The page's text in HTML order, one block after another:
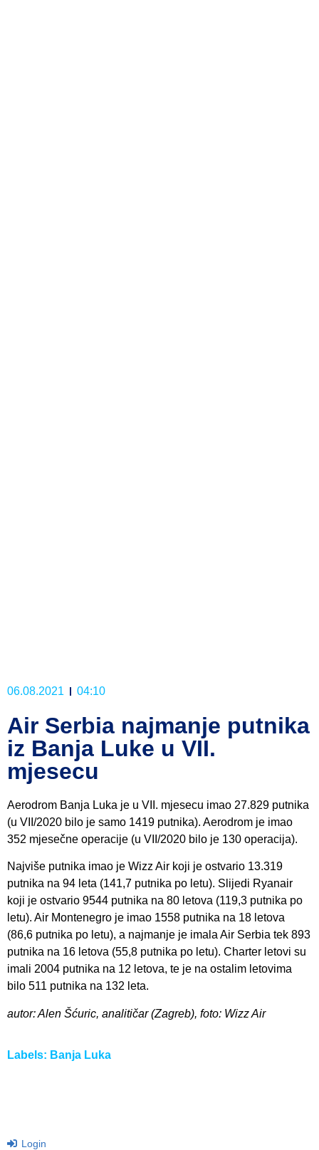
06.08.2021 04:10
Air Serbia najmanje putnika
iz Banja Luke u VII.
mjesecu
Aerodrom Banja Luka je u VII. mjesecu imao 27.829 putnika
(u VII/2020 bilo je samo 1419 putnika). Aerodrom je imao
352 mjesečne operacije (u VII/2020 bilo je 130 operacija).
Najviše putnika imao je Wizz Air koji je ostvario 13.319
putnika na 94 leta (141,7 putnika po letu). Slijedi Ryanair
koji je ostvario 9544 putnika na 80 letova (119,3 putnika po
letu). Air Montenegro je imao 1558 putnika na 18 letova
(86,6 putnika po letu), a najmanje je imala Air Serbia tek 893
putnika na 16 letova (55,8 putnika po letu). Charter letovi su
imali 2004 putnika na 12 letova, te je na ostalim letovima
bilo 511 putnika na 132 leta.
autor: Alen Šćuric, analitičar (Zagreb), foto: Wizz Air
Labels: Banja Luka
Login